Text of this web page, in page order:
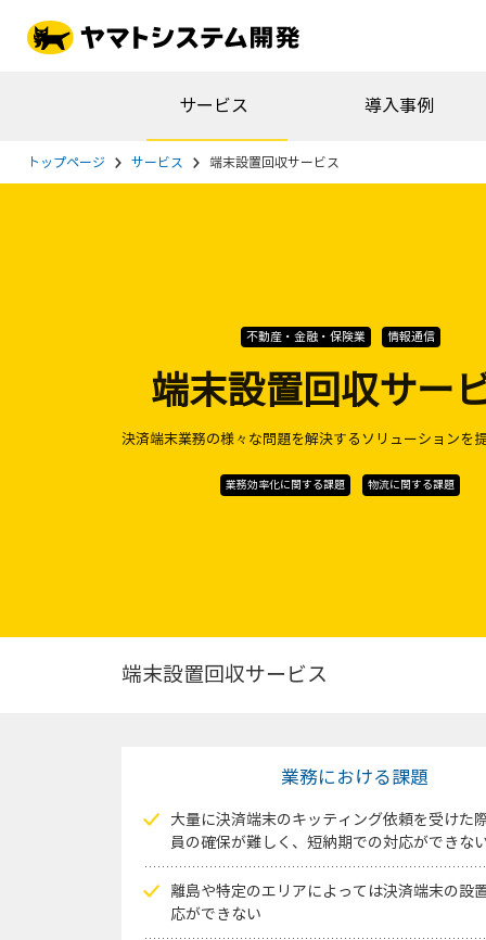
サービス 導入事例
トップページ サービス 端末設置回収サービス
不動産・金融・保険業 情報通信
端末設置回収サー
決済端末業務の様々な問題を解決するソリューションを
業務効率化に関する課題 物流に関する課題
端末設置回収サービス
業務における課題
大量に決済端末のキッティング依頼を受けた
員の確保が難しく、短納期での対応ができな
離島や特定のエリアによっては決済端末の設
応ができない